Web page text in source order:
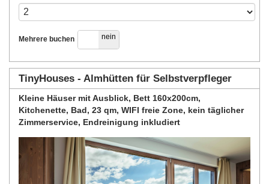
Mehrere buchen
ja nein
TinyHouses - Almhütten für Selbstverpfleger
Kleine Häuser mit Ausblick, Bett 160x200cm,
Kitchenette, Bad, 23 qm, WIFI freie Zone, kein täglicher
Zimmerservice, Endreinigung inkludiert
Previous Next